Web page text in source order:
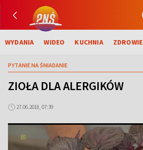
WYDANIA WIDEO KUCHNIA ZDROWIE
PYTANIE NA ŚNIADANIE
ZIOŁA DLA ALERGIKÓW
27.06.2018, 07:39